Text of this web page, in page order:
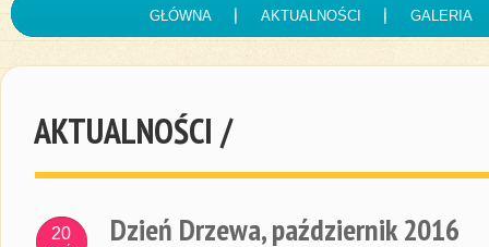
GŁÓWNA AKTUALNOŚCI GALERIA
AKTUALNOŚCI /
20 Dzień Drzewa, październik 2016